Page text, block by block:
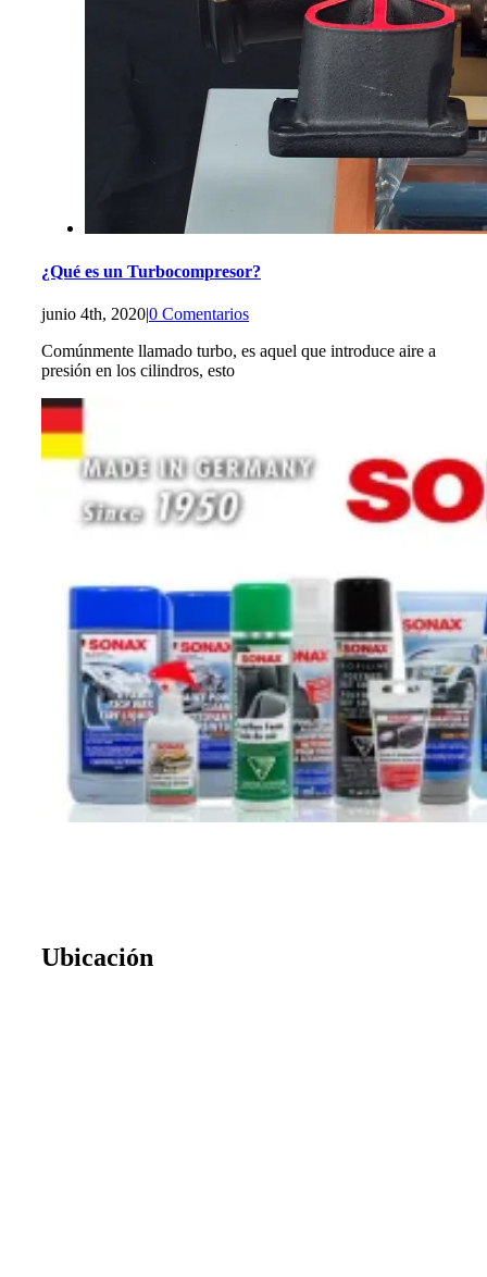
¿Qué es un Turbocompresor?
junio 4th, 2020|0 Comentarios
Comúnmente llamado turbo, es aquel que introduce aire a
presión en los cilindros, esto
Ubicación